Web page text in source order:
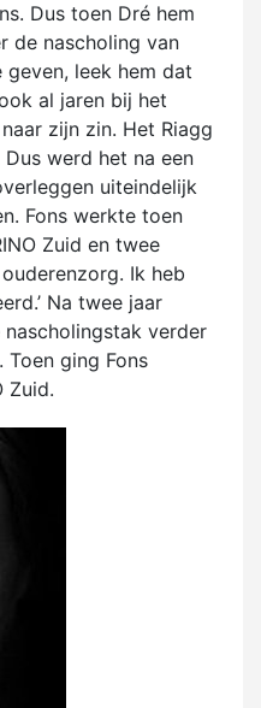
Dus toen Dré hem
de nascholing van
geven, leek hem dat
al jaren bij het
zijn zin. Het Riagg
werd het na een
uiteindelijk
Fons werkte toen
Zuid en twee
Ik heb
Na twee jaar
verder
ging Fons
Zuid.